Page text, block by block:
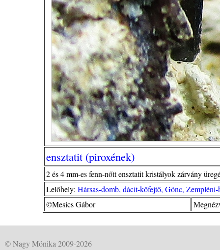
ensztatit (piroxének)
2 és 4 mm-es fenn-nőtt ensztatit kristályok zárvány
Lelőhely: Hársas-domb, dácit-kőfejtő, Gönc,
©Mesics Gábor
© Nagy Mónika 2009-2026